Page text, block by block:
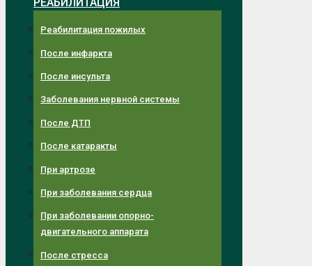
Реабилитация пожилых
После инфаркта
После инсульта
Заболевания нервной системы
После ДТП
После катаракты
При артрозе
При заболевания сердца
При заболевании опорно-
двигательного аппарата
После стресса